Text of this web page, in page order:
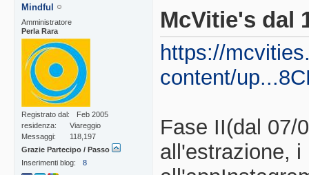
Mindful
Amministratore
Perla Rara
Registrato dal
Feb 2005
residenza
Viareggio
Messaggi
118,197
Grazie Partecipo / Passo
Inserimenti blog
8
McVitie's dal
https://
content/
Fase II(dal 07/
all'estrazione,